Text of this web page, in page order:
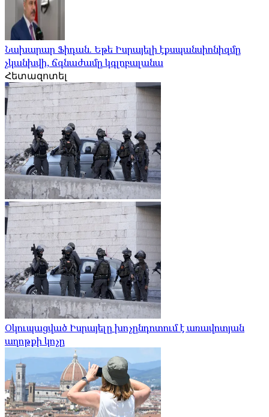
Նախարար Ֆիդան. Եթե Իսրայելի էքսպանսիոնիզմը
չկանխվի, ճգնաժամը կգլոբալանա
Հետազոտել
Օկուպացված Իսրայելը խոչընդոտում է առավոտյան
աղոթքի կոչը